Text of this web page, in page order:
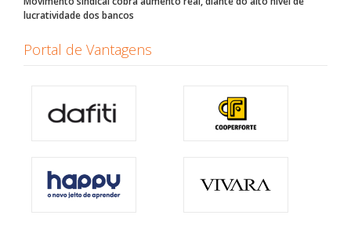
lucratividade dos bancos
Portal de Vantagens